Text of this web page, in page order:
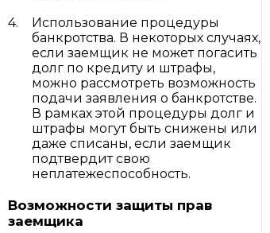
Использование процедуры
банкротства. В некоторых случаях,
если заемщик не может погасить
долг по кредиту и штрафы,
можно рассмотреть возможность
подачи заявления о банкротстве.
В рамках этой процедуры долг и
штрафы могут быть снижены или
даже списаны, если заемщик
подтвердит свою
неплатежеспособность.
Возможности защиты прав
заемщика